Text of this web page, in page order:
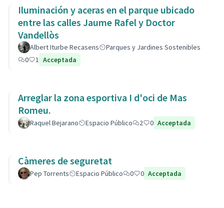
Iluminación y aceras en el parque ubicado
entre las calles Jaume Rafel y Doctor
Vandellòs
Albert Iturbe Recasens
Parques y Jardines Sostenibles
0
1 Acceptada
Arreglar la zona esportiva I d'oci de Mas
Romeu.
Raquel Bejarano Espacio Público 2 0 Acceptada
Càmeres de seguretat
Pep Torrents Espacio Público 0 0 Acceptada